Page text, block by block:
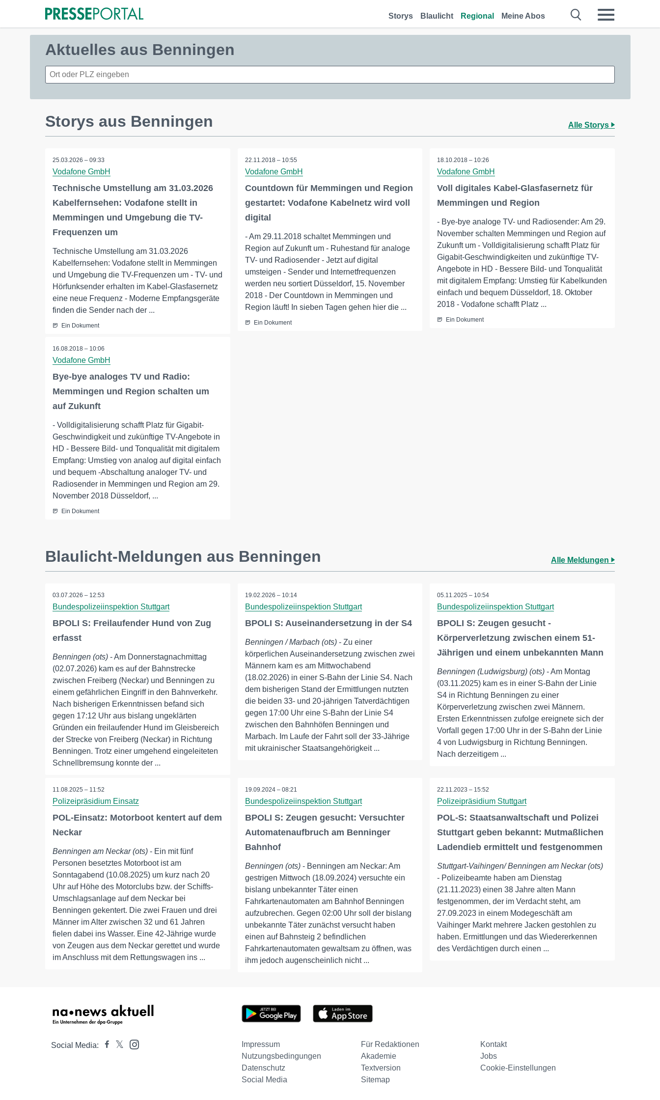
Storys Blaulicht Regional Meine Abos
Aktuelles aus Benningen
Storys aus Benningen Alle Storys
25.03.2026 – 09:33
Vodafone GmbH
Technische Umstellung am 31.03.2026
Kabelfernsehen: Vodafone stellt in
Memmingen und Umgebung die TV-
Frequenzen um
Technische Umstellung am 31.03.2026
Kabelfernsehen: Vodafone stellt in Memmingen
und Umgebung die TV-Frequenzen um - TV- und
Hörfunksender erhalten im Kabel-Glasfasernetz
eine neue Frequenz - Moderne Empfangsgeräte
finden die Sender nach der ...
Ein Dokument
22.11.2018 – 10:55
Vodafone GmbH
Countdown für Memmingen und Region
gestartet: Vodafone Kabelnetz wird voll
digital
- Am 29.11.2018 schaltet Memmingen und
Region auf Zukunft um - Ruhestand für analoge
TV- und Radiosender - Jetzt auf digital
umsteigen - Sender und Internetfrequenzen
werden neu sortiert Düsseldorf, 15. November
2018 - Der Countdown in Memmingen und
Region läuft! In sieben Tagen gehen hier die ...
Ein Dokument
18.10.2018 – 10:26
Vodafone GmbH
Voll digitales Kabel-Glasfasernetz für
Memmingen und Region
- Bye-bye analoge TV- und Radiosender: Am 29.
November schalten Memmingen und Region auf
Zukunft um - Volldigitalisierung schafft Platz für
Gigabit-Geschwindigkeiten und zukünftige TV-
Angebote in HD - Bessere Bild- und Tonqualität
mit digitalem Empfang: Umstieg für Kabelkunden
einfach und bequem Düsseldorf, 18. Oktober
2018 - Vodafone schafft Platz ...
Ein Dokument
16.08.2018 – 10:06
Vodafone GmbH
Bye-bye analoges TV und Radio:
Memmingen und Region schalten um
auf Zukunft
- Volldigitalisierung schafft Platz für Gigabit-
Geschwindigkeit und zukünftige TV-Angebote in
HD - Bessere Bild- und Tonqualität mit digitalem
Empfang: Umstieg von analog auf digital einfach
und bequem -Abschaltung analoger TV- und
Radiosender in Memmingen und Region am 29.
November 2018 Düsseldorf, ...
Ein Dokument
Blaulicht-Meldungen aus Benningen Alle Meldungen
03.07.2026 – 12:53
Bundespolizeiinspektion Stuttgart
BPOLI S: Freilaufender Hund von Zug
erfasst
Benningen (ots) - Am Donnerstagnachmittag
(02.07.2026) kam es auf der Bahnstrecke
zwischen Freiberg (Neckar) und Benningen zu
einem gefährlichen Eingriff in den Bahnverkehr.
Nach bisherigen Erkenntnissen befand sich
gegen 17:12 Uhr aus bislang ungeklärten
Gründen ein freilaufender Hund im Gleisbereich
der Strecke von Freiberg (Neckar) in Richtung
Benningen. Trotz einer umgehend eingeleiteten
Schnellbremsung konnte der ...
19.02.2026 – 10:14
Bundespolizeiinspektion Stuttgart
BPOLI S: Auseinandersetzung in der S4
Benningen / Marbach (ots)- Zu einer
körperlichen Auseinandersetzung zwischen zwei
Männern kam es am Mittwochabend
(18.02.2026) in einer S-Bahn der Linie S4. Nach
dem bisherigen Stand der Ermittlungen nutzten
die beiden 33- und 20-jährigen Tatverdächtigen
gegen 17:00 Uhr eine S-Bahn der Linie S4
zwischen den Bahnhöfen Benningen und
Marbach. Im Laufe der Fahrt soll der 33-Jährige
mit ukrainischer Staatsangehörigkeit ...
05.11.2025 – 10:54
Bundespolizeiinspektion Stuttgart
BPOLI S: Zeugen gesucht -
Körperverletzung zwischen einem 51-
Jährigen und einem unbekannten Mann
Benningen (Ludwigsburg) (ots) - Am Montag
(03.11.2025) kam es in einer S-Bahn der Linie
S4 in Richtung Benningen zu einer
Körperverletzung zwischen zwei Männern.
Ersten Erkenntnissen zufolge ereignete sich der
Vorfall gegen 17:00 Uhr in der S-Bahn der Linie
4 von Ludwigsburg in Richtung Benningen.
Nach derzeitigem ...
11.08.2025 – 11:52
Polizeipräsidium Einsatz
POL-Einsatz: Motorboot kentert auf dem
Neckar
Benningen am Neckar (ots) - Ein mit fünf
Personen besetztes Motorboot ist am
Sonntagabend (10.08.2025) um kurz nach 20
Uhr auf Höhe des Motorclubs bzw. der Schiffs-
Umschlagsanlage auf dem Neckar bei
Benningen gekentert. Die zwei Frauen und drei
Männer im Alter zwischen 32 und 61 Jahren
fielen dabei ins Wasser. Eine 42-Jährige wurde
von Zeugen aus dem Neckar gerettet und wurde
im Anschluss mit dem Rettungswagen ins ...
19.09.2024 – 08:21
Bundespolizeiinspektion Stuttgart
BPOLI S: Zeugen gesucht: Versuchter
Automatenaufbruch am Benninger
Bahnhof
Benningen (ots)- Benningen am Neckar: Am
gestrigen Mittwoch (18.09.2024) versuchte ein
bislang unbekannter Täter einen
Fahrkartenautomaten am Bahnhof Benningen
aufzubrechen. Gegen 02:00 Uhr soll der bislang
unbekannte Täter zunächst versucht haben
einen auf Bahnsteig 2 befindlichen
Fahrkartenautomaten gewaltsam zu öffnen, was
ihm jedoch augenscheinlich nicht ...
22.11.2023 – 15:52
Polizeipräsidium Stuttgart
POL-S: Staatsanwaltschaft und Polizei
Stuttgart geben bekannt: Mutmaßlichen
Ladendieb ermittelt und festgenommen
Stuttgart-Vaihingen/ Benningen am Neckar (ots)
- Polizeibeamte haben am Dienstag
(21.11.2023) einen 38 Jahre alten Mann
festgenommen, der im Verdacht steht, am
27.09.2023 in einem Modegeschäft am
Vaihinger Markt mehrere Jacken gestohlen zu
haben. Ermittlungen und das Wiedererkennen
des Verdächtigen durch einen ...
Social Media: Impressum Für Redaktionen
Kontakt
Nutzungsbedingungen
Akademie
Jobs
Datenschutz
Textversion
Cookie-Einstellungen
Social Media
Sitemap